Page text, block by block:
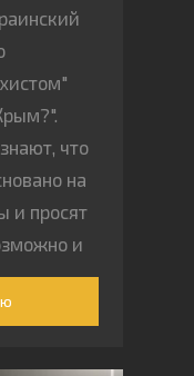
что
на
и просят
и
речь.